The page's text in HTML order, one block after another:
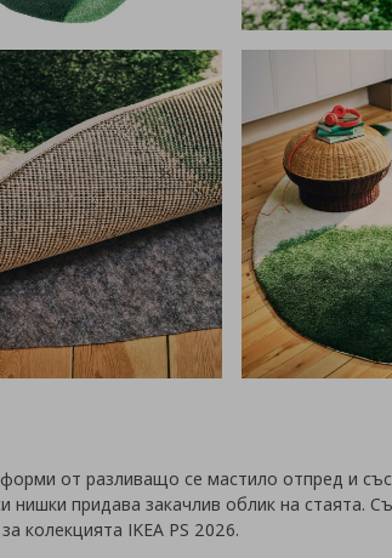
от разливащо се мастило отпред и
нишки придава закачлив облик на стаята.
колекцията IKEA PS 2026.